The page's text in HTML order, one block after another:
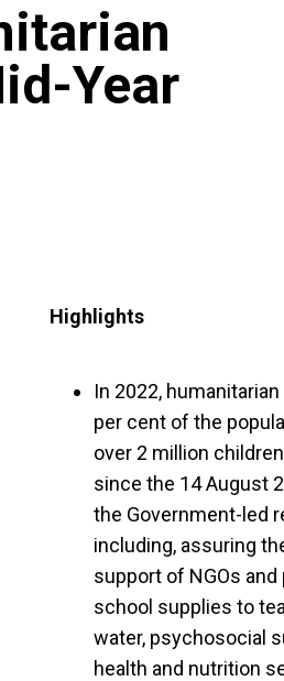
Year
Highlights
In 2022,
per cent of the
over 2 million
since the 14 August
the Government-led
including, assuring
support of NGOs
school supplies to
water, psychosocial
health and nutrition